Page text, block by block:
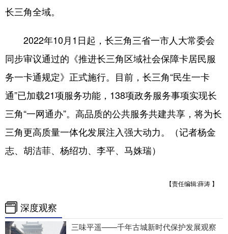
长三角全域。
2022年10月1日起，长三角三省一市人大常委会
同步审议通过的《推进长三角区域社会保障卡居民服
务一卡通规定》正式施行。目前，长三角“民生一卡
通”已加载21项服务功能，138项政务服务事项实现长
三角“一网通办”。高品质的公共服务共建共享，将为长
三角更高质量一体化发展注入强大动力。（记者杨金
志、胡洁菲、杨绍功、李平、马姝瑞）
【责任编辑:薛涛 】
深度观察
三味平遥——千年古城新时代保护发展观察